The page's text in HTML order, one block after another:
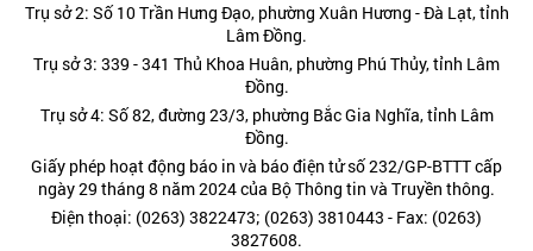
Trụ sở 2: Số 10 Trần Hưng Đạo, phường Xuân Hương - Đà Lạt, tỉnh
Lâm Đồng.
Trụ sở 3: 339 - 341 Thủ Khoa Huân, phường Phú Thủy, tỉnh Lâm
Đồng.
Trụ sở 4: Số 82, đường 23/3, phường Bắc Gia Nghĩa, tỉnh Lâm
Đồng.
Giấy phép hoạt động báo in và báo điện tử số 232/GP-BTTT cấp
ngày 29 tháng 8 năm 2024 của Bộ Thông tin và Truyền thông.
Điện thoại: (0263) 3822473; (0263) 3810443 - Fax: (0263)
3827608.